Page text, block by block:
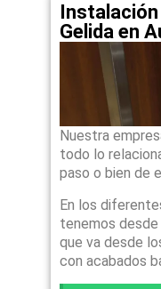
Gelida en
Nuestra
todo lo
paso o bien de
En los
tenemos
que va desde
con acabados